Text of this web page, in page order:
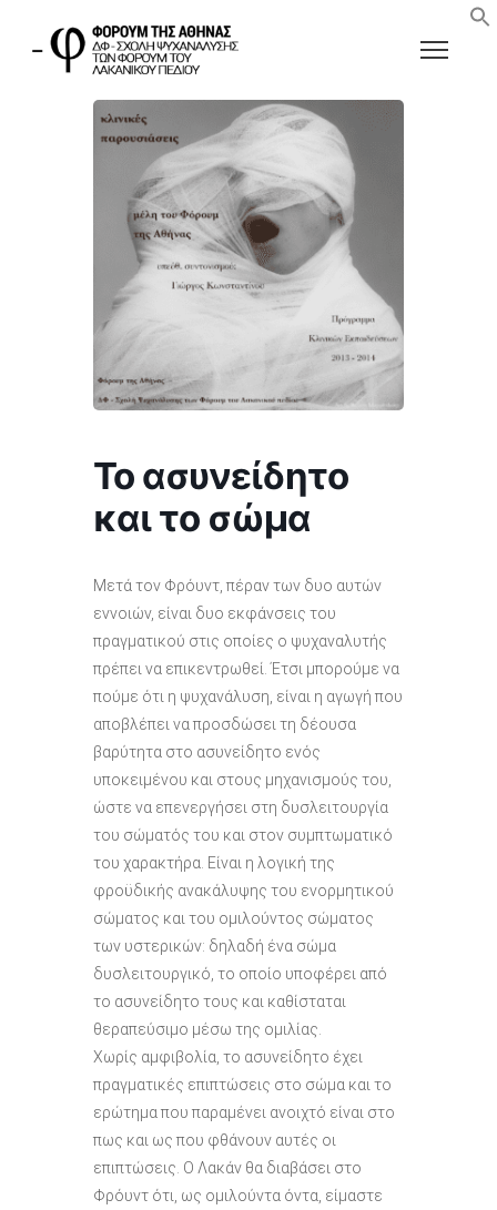
Το ασυνείδητο
και το σώμα
Μετά τον Φρόυντ, πέραν των δυο αυτών
εννοιών, είναι δυο εκφάνσεις του
πραγματικού στις οποίες ο ψυχαναλυτής
πρέπει να επικεντρωθεί. Έτσι μπορούμε να
πούμε ότι η ψυχανάλυση, είναι η αγωγή που
αποβλέπει να προσδώσει τη δέουσα
βαρύτητα στο ασυνείδητο ενός
υποκειμένου και στους μηχανισμούς του,
ώστε να επενεργήσει στη δυσλειτουργία
του σώματός του και στον συμπτωματικό
του χαρακτήρα. Είναι η λογική της
φροϋδικής ανακάλυψης του ενορμητικού
σώματος και του ομιλούντος σώματος
των υστερικών: δηλαδή ένα σώμα
δυσλειτουργικό, το οποίο υποφέρει από
το ασυνείδητο τους και καθίσταται
θεραπεύσιμο μέσω της ομιλίας.
Χωρίς αμφιβολία, το ασυνείδητο έχει
πραγματικές επιπτώσεις στο σώμα και το
ερώτημα που παραμένει ανοιχτό είναι στο
πως και ως που φθάνουν αυτές οι
επιπτώσεις. Ο Λακάν θα διαβάσει στο
Φρόυντ ότι, ως ομιλούντα όντα, είμαστε